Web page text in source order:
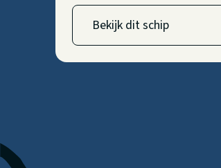
Bekijk dit schip